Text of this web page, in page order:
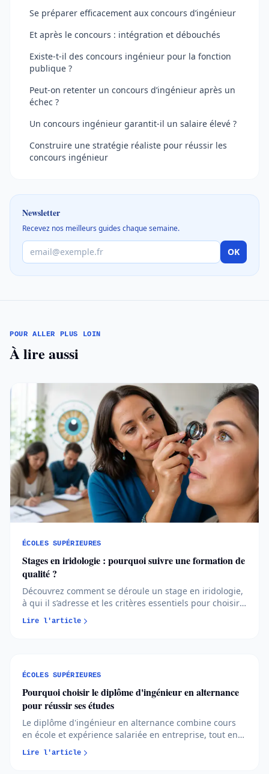
Se préparer efficacement aux concours d’ingénieur
Et après le concours : intégration et débouchés
Existe-t-il des concours ingénieur pour la fonction
publique ?
Peut-on retenter un concours d’ingénieur après un
échec ?
Un concours ingénieur garantit-il un salaire élevé ?
Construire une stratégie réaliste pour réussir les
concours ingénieur
Newsletter
Recevez nos meilleurs guides chaque semaine.
OK
POUR ALLER PLUS LOIN
À lire aussi
ÉCOLES SUPÉRIEURES
Stages en iridologie : pourquoi suivre une formation de
qualité ?
Découvrez comment se déroule un stage en iridologie,
à qui il s’adresse et les critères essentiels pour choisir
une formation de qualité.
Lire l'article
ÉCOLES SUPÉRIEURES
Pourquoi choisir le diplôme d'ingénieur en alternance
pour réussir ses études
Le diplôme d'ingénieur en alternance combine cours
en école et expérience salariée en entreprise, tout en
étant rémunéré et financé. Cette double exposition
forge un professionnel opérationnel dès l'obtention du
Lire l'article